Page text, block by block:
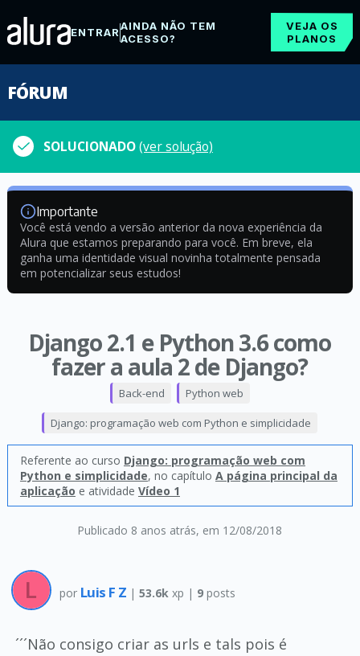
ENTRARAINDA NÃO TEM
ACESSO?
VEJA OS
PLANOS
FÓRUM
SOLUCIONADO(ver solução)
Importante
Você está vendo a versão anterior da nova experiência da
Alura que estamos preparando para você. Em breve, ela
ganha uma identidade visual novinha totalmente pensada
em potencializar seus estudos!
Django 2.1 e Python 3.6 como
fazer a aula 2 de Django?
Publicado 8 anos atrás, em 12/08/2018
Back-end Python web
Django: programação web com Python e simplicidade
Referente ao curso Django: programação web com
Python e simplicidade, no capítulo A página principal da
aplicação e atividade Vídeo 1
por Luis F Z | 53.6k xp | 9posts
´´´Não consigo criar as urls e tals pois é